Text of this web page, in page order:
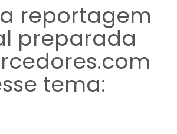
reportagem
preparada
tema: